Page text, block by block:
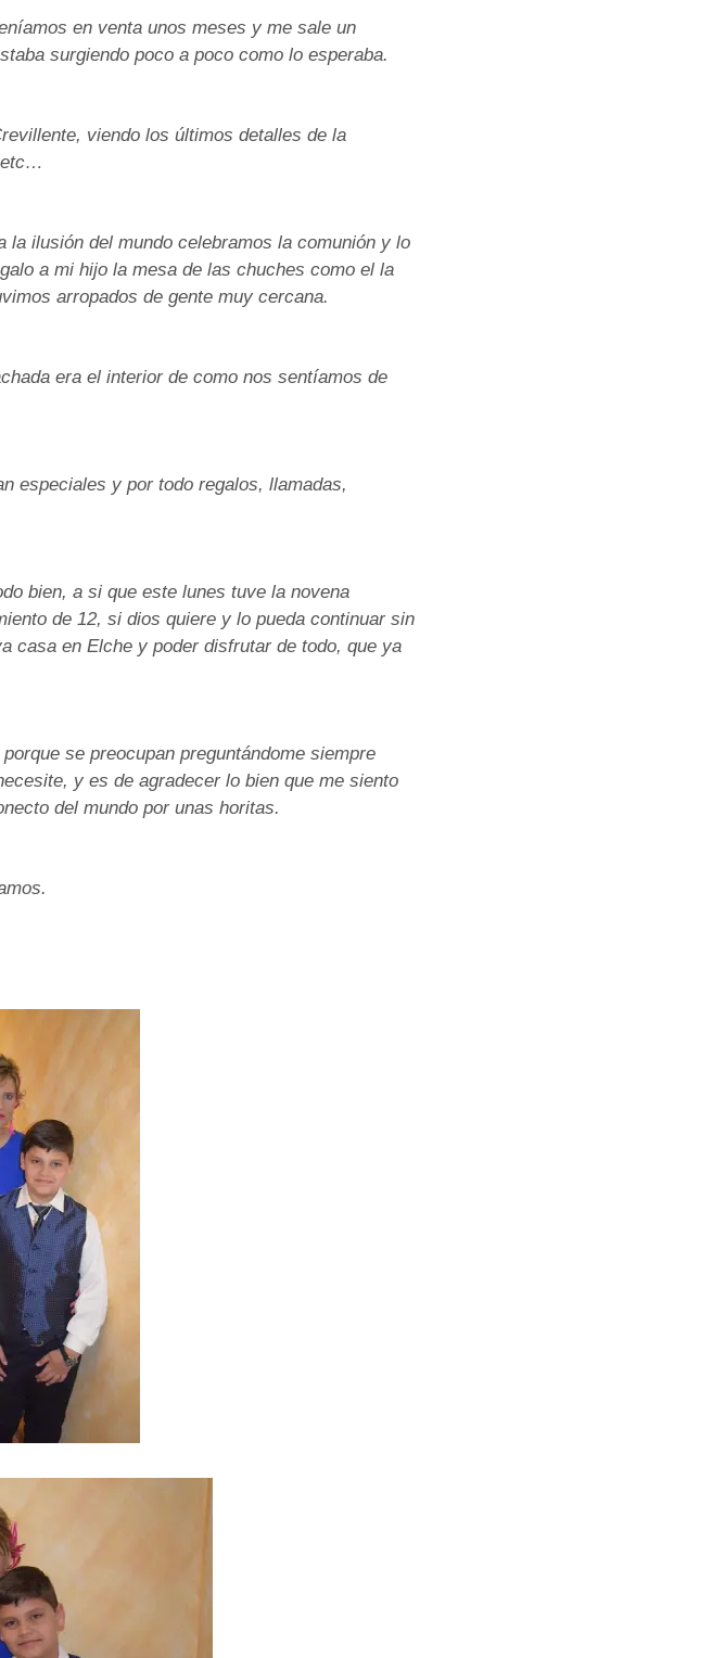
en venta unos meses y me sale un
surgiendo poco a poco como lo esperaba.
viendo los últimos detalles de la
etc…
la ilusión del mundo celebramos la comunión y lo
a mi hijo la mesa de las chuches como el la
arropados de gente muy cercana.
era el interior de como nos sentíamos de
especiales y por todo regalos, llamadas,
bien, a si que este lunes tuve la novena
de 12, si dios quiere y lo pueda continuar sin
casa en Elche y poder disfrutar de todo, que ya
se preocupan preguntándome siempre
y es de agradecer lo bien que me siento
del mundo por unas horitas.